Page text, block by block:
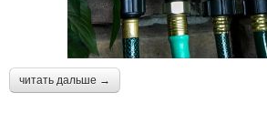
читать дальше →